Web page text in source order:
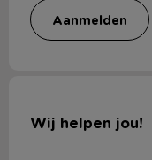
aanmelden
Wij helpen jou!